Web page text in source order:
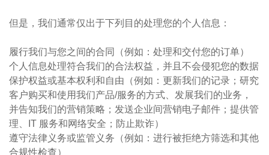
但是，我们通常仅出于下列目的处理您的个人信息：
履行我们与您之间的合同（例如：处理和交付您的订单）
个人信息处理符合我们的合法权益，并且不会侵犯您的数据
保护权益或基本权利和自由（例如：更新我们的记录；研究
客户购买和使用我们产品/服务的方式、发展我们的业务，
并告知我们的营销策略；发送企业间营销电子邮件；提供管
理、IT 服务和网络安全；防止欺诈）
遵守法律义务或监管义务（例如：进行被拒绝方筛选和其他
合规性检查）